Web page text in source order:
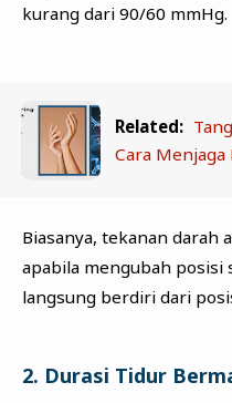
kurang dari 90/60 mmHg.
Related:
Cara Menjaga
Biasanya, tekanan darah
apabila mengubah posisi
langsung berdiri dari
2. Durasi Tidur